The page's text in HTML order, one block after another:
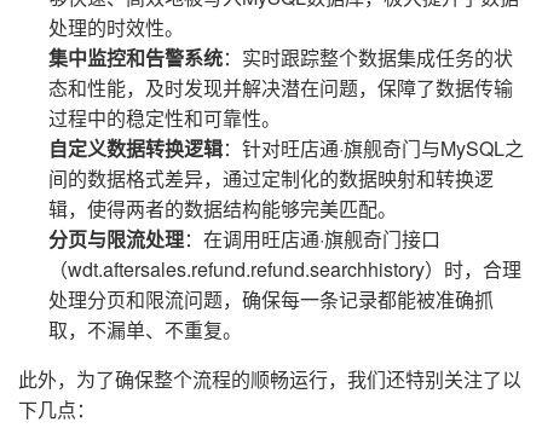
处理的时效性。
集中监控和告警系统：实时跟踪整个数据集成任务的状
态和性能，及时发现并解决潜在问题，保障了数据传输
过程中的稳定性和可靠性。
自定义数据转换逻辑：针对旺店通·旗舰奇门与MySQL之
间的数据格式差异，通过定制化的数据映射和转换逻
辑，使得两者的数据结构能够完美匹配。
分页与限流处理：在调用旺店通·旗舰奇门接口
（wdt.aftersales.refund.refund.searchhistory）时，合理
处理分页和限流问题，确保每一条记录都能被准确抓
取，不漏单、不重复。
此外，为了确保整个流程的顺畅运行，我们还特别关注了以
下几点：